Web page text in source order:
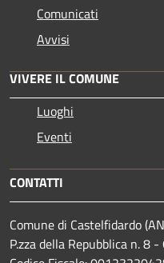
Comunicati
Avvisi
VIVERE IL COMUNE
Luoghi
Eventi
CONTATTI
Comune di Castelfidardo
P.zza della Repubblica n. 8